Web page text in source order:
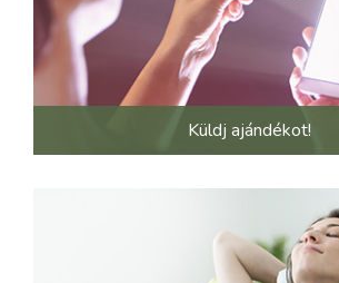
Küldj ajándékot!